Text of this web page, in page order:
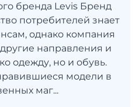
бренда Levis Бренд
потребителей знает
однако компания
направления и
одежду, но и обувь.
модели в
маг...